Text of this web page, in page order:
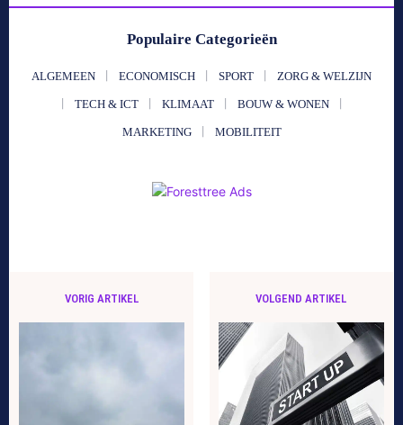
Populaire Categorieën
ALGEMEEN ECONOMISCH SPORT ZORG & WELZIJN
TECH & ICT KLIMAAT BOUW & WONEN
MARKETING MOBILITEIT
VORIG ARTIKEL VOLGEND ARTIKEL